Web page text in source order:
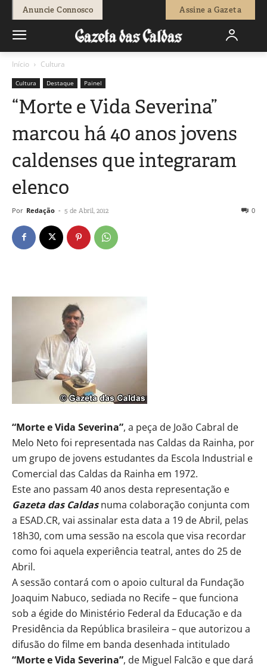
Anuncie Connosco Assine a Gazeta
Início Cultura
Cultura Destaque Painel
“Morte e Vida Severina”
marcou há 40 anos jovens
caldenses que integraram
elenco
Por Redação - 5 de Abril, 2012 0
“Morte e Vida Severina”, a peça de João Cabral de
Melo Neto foi representada nas Caldas da Rainha, por
um grupo de jovens estudantes da Escola Industrial e
Comercial das Caldas da Rainha em 1972.
Este ano passam 40 anos desta representação e
Gazeta das Caldasnuma colaboração conjunta com
a ESAD.CR, vai assinalar esta data a 19 de Abril, pelas
18h30, com uma sessão na escola que visa recordar
como foi aquela experiência teatral, antes do 25 de
Abril.
A sessão contará com o apoio cultural da Fundação
Joaquim Nabuco, sediada no Recife – que funciona
sob a égide do Ministério Federal da Educação e da
Presidência da República brasileira – que autorizou a
difusão do filme em banda desenhada intitulado
“Morte e Vida Severina”, de Miguel Falcão e que dará